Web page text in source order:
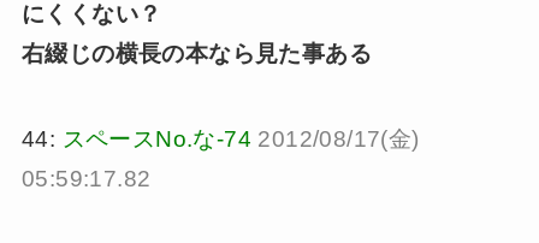
にくくない？
右綴じの横長の本なら見た事ある
44: スペースNo.な-74 2012/08/17(金)
05:59:17.82